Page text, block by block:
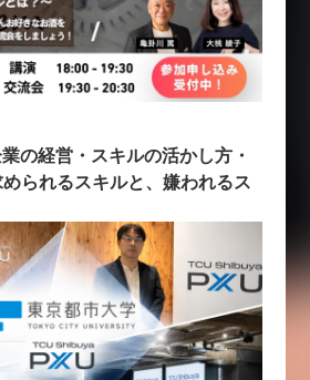
の経営・スキルの活かし方・
られるスキルと、嫌われるス